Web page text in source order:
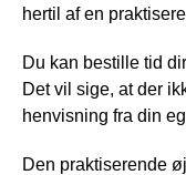
hertil af en
Du kan bestille tid
Det vil sige, at der
henvisning fra din
Den praktiserende